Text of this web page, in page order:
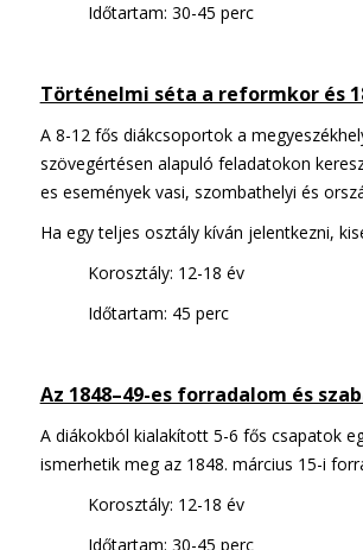
Időtartam: 30-45 perc
Történelmi séta a reformkor és
A 8-12 fős diákcsoportok a
szövegértésen alapuló feladatokon
es események vasi, szombathelyi és
Ha egy teljes osztály kíván jelentkezni,
Korosztály: 12-18 év
Időtartam: 45 perc
Az 1848–49-es forradalom és
A diákokból kialakított 5-6 fős csapatok
ismerhetik meg az 1848. március 15-i
Korosztály: 12-18 év
Időtartam: 30-45 perc